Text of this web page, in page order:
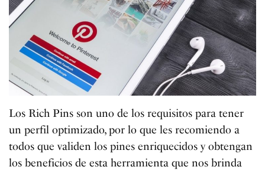
Los Rich Pins son uno de los requisitos para tener
un perfil optimizado, por lo que les recomiendo a
todos que validen los pines enriquecidos y obtengan
los beneficios de esta herramienta que nos brinda